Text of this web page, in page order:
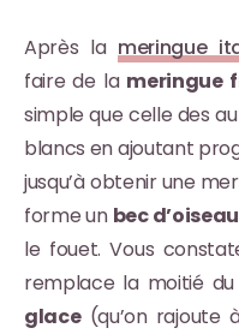
Après la meringue
faire de la meringue
simple que celle des
blancs en ajoutant
jusqu’à obtenir une
forme un bec d’oiseau
le fouet. Vous
remplace la moitié
glace(qu’on rajoute